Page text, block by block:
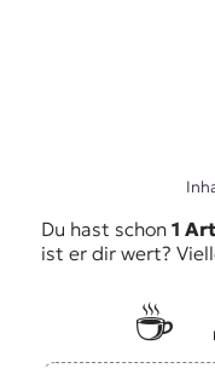
Du hast schon 1
ist er dir wert?
☕️